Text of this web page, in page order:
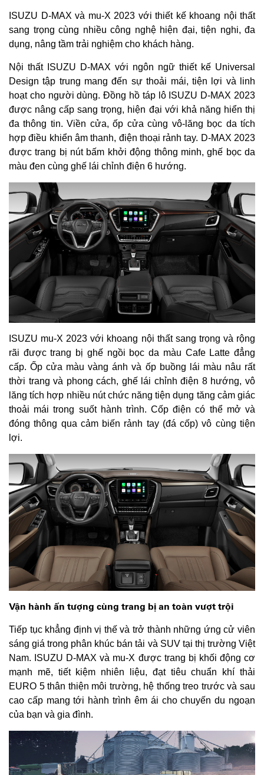
ISUZU D-MAX và mu-X 2023 với thiết kế khoang nội thất
sang trọng cùng nhiều công nghệ hiện đại, tiện nghi, đa
dụng, nâng tầm trải nghiệm cho khách hàng.
Nội thất ISUZU D-MAX với ngôn ngữ thiết kế Universal
Design tập trung mang đến sự thoải mái, tiện lợi và linh
hoạt cho người dùng. Đồng hồ táp lô ISUZU D-MAX 2023
được nâng cấp sang trọng, hiện đại với khả năng hiển thị
đa thông tin. Viền cửa, ốp cửa cùng vô-lăng bọc da tích
hợp điều khiển âm thanh, điện thoại rảnh tay. D-MAX 2023
được trang bị nút bấm khởi động thông minh, ghế bọc da
màu đen cùng ghế lái chỉnh điện 6 hướng.
ISUZU mu-X 2023 với khoang nội thất sang trọng và rộng
rãi được trang bị ghế ngồi bọc da màu Cafe Latte đẳng
cấp. Ốp cửa màu vàng ánh và ốp buồng lái màu nâu rất
thời trang và phong cách, ghế lái chỉnh điện 8 hướng, vô
lăng tích hợp nhiều nút chức năng tiện dụng tăng cảm giác
thoải mái trong suốt hành trình. Cốp điện có thể mở và
đóng thông qua cảm biến rảnh tay (đá cốp) vô cùng tiện
lợi.
Vận hành ấn tượng cùng trang bị an toàn vượt trội
Tiếp tục khẳng định vị thế và trở thành những ứng cử viên
sáng giá trong phân khúc bán tải và SUV tại thị trường Việt
Nam. ISUZU D-MAX và mu-X được trang bị khối động cơ
mạnh mẽ, tiết kiệm nhiên liệu, đạt tiêu chuẩn khí thải
EURO 5 thân thiện môi trường, hệ thống treo trước và sau
cao cấp mang tới hành trình êm ái cho chuyến du ngoạn
của bạn và gia đình.